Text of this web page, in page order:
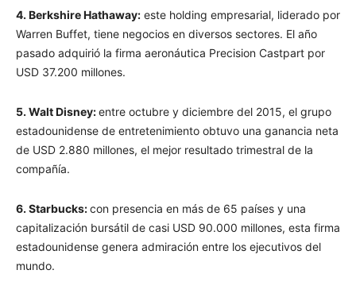
4. Berkshire Hathaway: este holding empresarial, liderado por
Warren Buffet, tiene negocios en diversos sectores. El año
pasado adquirió la firma aeronáutica Precision Castpart por
USD 37.200 millones.
5. Walt Disney:entre octubre y diciembre del 2015, el grupo
estadounidense de entretenimiento obtuvo una ganancia neta
de USD 2.880 millones, el mejor resultado trimestral de la
compañía.
6. Starbucks:con presencia en más de 65 países y una
capitalización bursátil de casi USD 90.000 millones, esta firma
estadounidense genera admiración entre los ejecutivos del
mundo.